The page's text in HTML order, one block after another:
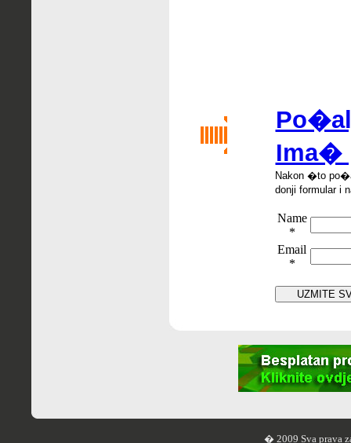
Ima�
Nakon �to po�
donji formular i
Name
*
Email
*
� 2009 Sva prava